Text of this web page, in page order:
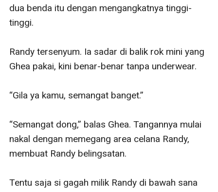
dua benda itu dengan mengangkatnya tinggi-
tinggi.
Randy tersenyum. Ia sadar di balik rok mini yang
Ghea pakai, kini benar-benar tanpa underwear.
“Gila ya kamu, semangat banget.”
“Semangat dong,” balas Ghea. Tangannya mulai
nakal dengan memegang area celana Randy,
membuat Randy belingsatan.
Tentu saja si gagah milik Randy di bawah sana